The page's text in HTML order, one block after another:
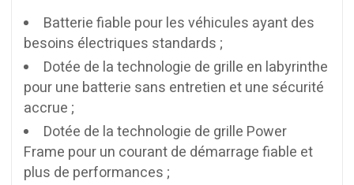
Batterie fiable pour les véhicules ayant des
besoins électriques standards ;
Dotée de la technologie de grille en labyrinthe
pour une batterie sans entretien et une sécurité
accrue ;
Dotée de la technologie de grille Power
Frame pour un courant de démarrage fiable et
plus de performances ;